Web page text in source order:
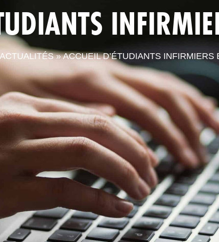
LA CPTS ACTUALITÉS
ACTUALITÉS»ACCUEIL D’ÉTUDIANTS INFIRMIERS